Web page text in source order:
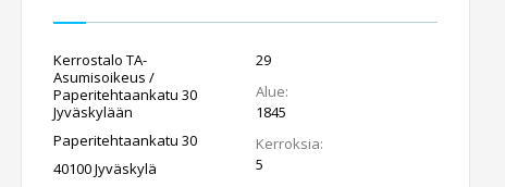
Kerrostalo TA-
Asumisoikeus /
Paperitehtaankatu 30
Jyväskylään
Paperitehtaankatu 30
40100 Jyväskylä
29
Alue:
1845
Kerroksia:
5